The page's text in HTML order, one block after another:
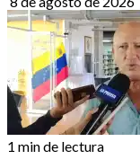
1 min de lectura